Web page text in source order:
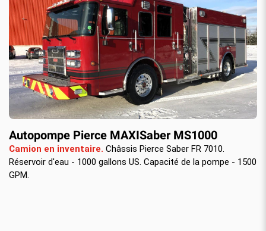
Autopompe Pierce MAXISaber MS1000
Camion en inventaire. Châssis Pierce Saber FR 7010.
Réservoir d'eau - 1000 gallons US. Capacité de la pompe - 1500
GPM.